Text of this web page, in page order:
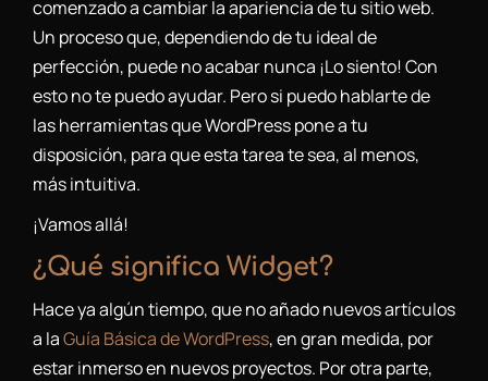
comenzado a cambiar la apariencia de tu sitio web.
Un proceso que, dependiendo de tu ideal de
perfección, puede no acabar nunca ¡Lo siento! Con
esto no te puedo ayudar. Pero si puedo hablarte de
las herramientas que WordPress pone a tu
disposición, para que esta tarea te sea, al menos,
más intuitiva.
¡Vamos allá!
¿Qué significa Widget?
Hace ya algún tiempo, que no añado nuevos artículos
a laGuía Básica de WordPress, en gran medida, por
estar inmerso en nuevos proyectos. Por otra parte,